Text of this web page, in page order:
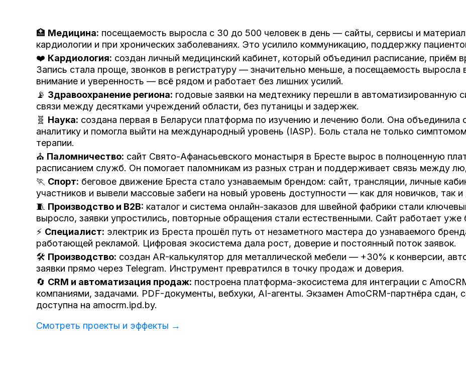
🏥 Медицина: посещаемость выросла с 30 до 500 человек в день — сайты, сервисы и
кардиологии и при хронических заболеваниях. Это усилило коммуникацию, поддержку
❤️ Кардиология: создан личный медицинский кабинет, который объединил расписание, приём
Запись стала проще, звонков в регистратуру — значительно меньше, а посещаемость выросла
внимание и уверенность — всё рядом и работает без лишних усилий.
📡 Здравоохранение региона: годовые заявки на медтехнику перешли в автоматизированную
связи между десятками учреждений области, без путаницы и задержек.
🧬 Наука: создана первая в Беларуси платформа по изучению и лечению боли. Она объединила
аналитику и помогла выйти на международный уровень (IASP). Боль стала не только
терапии.
⛪ Паломничество: сайт Свято-Афанасьевского монастыря в Бресте вырос в полноценную
расписанием служб. Он помогает паломникам из разных стран и поддерживает связь между
🏃 Спорт: беговое движение Бреста стало узнаваемым брендом: сайт, трансляции, личные
участников и вывели массовые забеги на новый уровень доступности — как для новичков, так
🧵 Производство и B2B: каталог и система онлайн-заказов для швейной фабрики стали
выросло, заявки упростились, повторные обращения стали естественными. Сайт работает уже
⚡ Специалист: электрик из Бреста прошёл путь от незаметного мастера до узнаваемого
работающей рекламой. Цифровая экосистема дала рост, доверие и постоянный поток заявок.
🛠️ Производство: создан AR-калькулятор для металлической мебели — +30% к конверсии,
заявки прямо через Telegram. Инструмент превратился в точку продаж и доверия.
🔄 CRM и автоматизация продаж: построена платформа-экосистема для интеграции с
компаниями, задачами. PDF-документы, вебхуки, AI-агенты. Экзамен AmoCRM-партнёра сдан,
доступна на amocrm.ipd.by.
Смотреть проекты и эффекты →